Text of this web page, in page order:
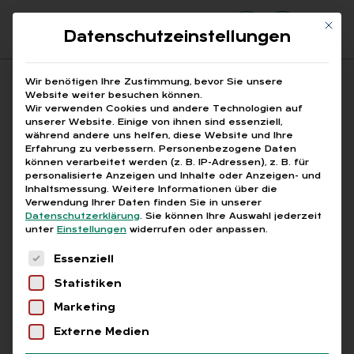
Suchfeld
Suchen
Breadcrumb-Navigation
STARTSEITE SOZIALVERSICHERUNG
Alle Bei­trä­ge mit dem
Schlag­wort „So­zi­al­ver­si­
che­rung“
Mit
Datenschutzeinstellungen
Wir benötigen Ihre Zustimmung, bevor Sie unsere
Website weiter besuchen können.
Wir verwenden Cookies und andere Technologien auf
unserer Website. Einige von ihnen sind essenziell,
während andere uns helfen, diese Website und Ihre
Erfahrung zu verbessern. Personenbezogene Daten
können verarbeitet werden (z. B. IP-Adressen), z. B. für
personalisierte Anzeigen und Inhalte oder Anzeigen- und
Inhaltsmessung. Weitere Informationen über die
Verwendung Ihrer Daten finden Sie in unserer
Datenschutzerklärung. Sie können Ihre Auswahl jederzeit
unter Einstellungen widerrufen oder anpassen.
Es folgt eine Liste der Service-Gruppen, für
Essenziell
Statistiken
Marketing
Externe Medien